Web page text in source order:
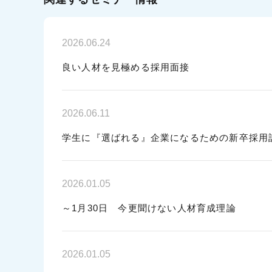
2026.06.24
良い人材を見極める採用面接
2026.06.11
学生に『選ばれる』企業になるための新卒採用
2026.01.05
～1月30日 今更聞けない人材育成理論
2026.01.05